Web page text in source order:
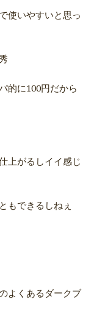
使いやすいと思っ
的に100円だから
上がるしイイ感じ
もできるしねぇ
よくあるダークブ